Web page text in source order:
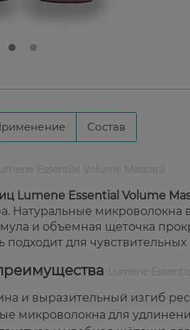
Состав
Lumene Essential Volume
Натуральные микроволокна
и объемная щеточка
подходит для
и выразительный изгиб
микроволокна для